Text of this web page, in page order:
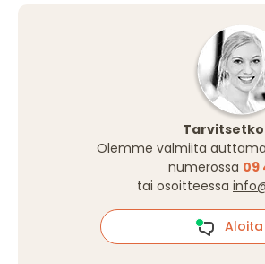
Olemme valmiita
numerossa 09
tai osoitteessa
Aloita